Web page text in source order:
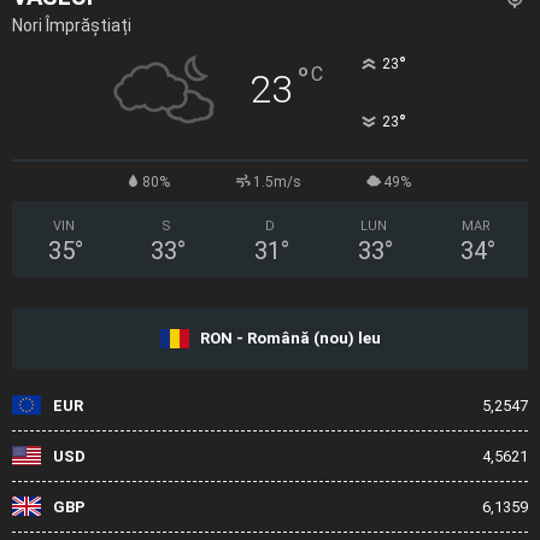
Nori Împrăștiați
23 °C 23°
23°
80% 1.5m/s 49%
VIN
35°
S
33°
D
31 °
LUN
33°
MAR
34°
RON - Română (nou) leu
EUR 5,2547
USD 4,5621
GBP 6,1359